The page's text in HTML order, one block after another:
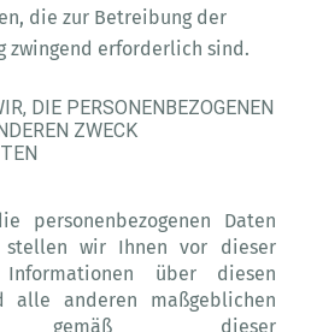
die zur Betreibung der
zwingend erforderlich sind.
DIE PERSONENBEZOGENEN
ZWECK
personenbezogenen Daten
stellen wir Ihnen vor dieser
Informationen über diesen
alle anderen maßgeblichen
gemäß dieser